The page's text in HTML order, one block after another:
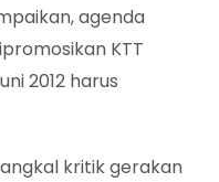
agenda
KTT
2012 harus
kritik gerakan